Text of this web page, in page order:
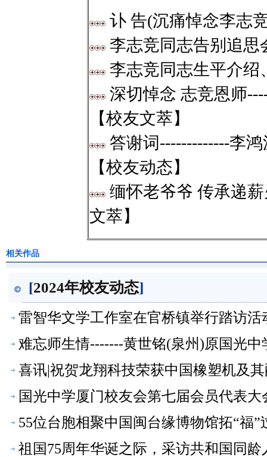
讣 告(沉痛悼念李志
李志竞同志告别追思
李志竞同志生平介绍
深切悼念 志竞恩师
【校友文萃】
答谢词-------------李
【校友动态】
缅怀老爷爷 传承递
文萃】
相关作品
[2024年校友动态]
雷智华文学工作室在官桥镇举行踏访
难忘师生情-------黄世铭(泉州)原国光
喜讯|祝贺龙翔科技荣获中国橡塑机及
国光中学厦门校友会第七届会员代表
55位台胞相聚中国闽台缘博物馆拓“福
祖国75周年华诞之际，采访共和国同